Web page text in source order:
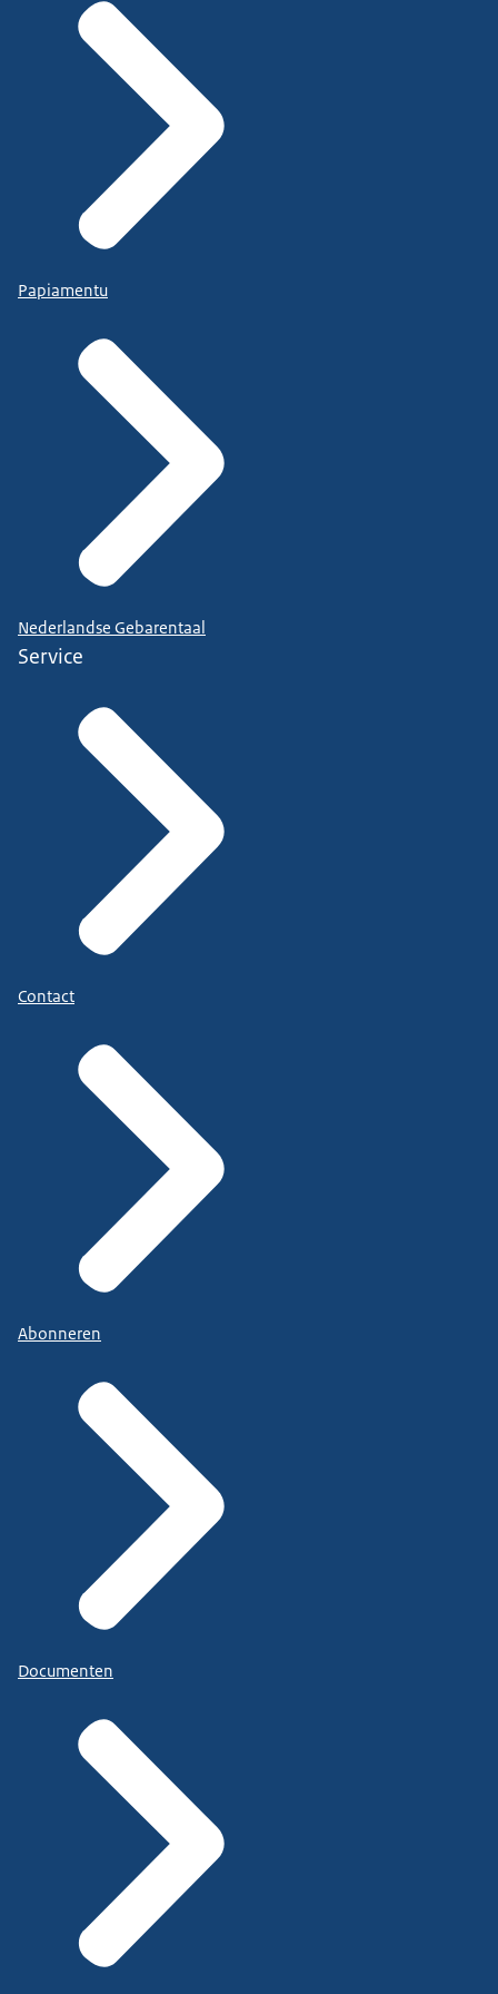
Papiamentu
Nederlandse Gebarentaal
Service
Contact
Abonneren
Documenten